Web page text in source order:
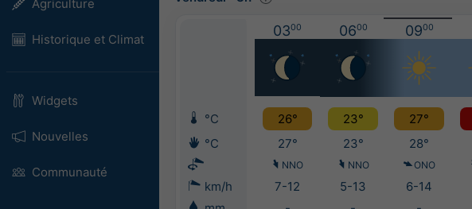
Agriculture
Historique et Climat
Widgets
Nouvelles
Communauté
0300 0600 0900
°C 26° 23° 27°
°C
27° 23° 28°
NNO NNO ONO
km/h 7-12 5-13 6-14